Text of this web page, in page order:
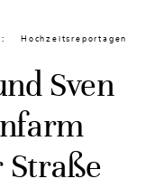
Hochzeitsreportagen
Sven
Straße